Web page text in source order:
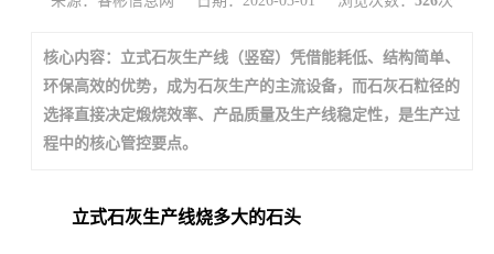
核心内容：立式石灰生产线（竖窑）凭借能耗低、结构简单、
环保高效的优势，成为石灰生产的主流设备，而石灰石粒径的
选择直接决定煅烧效率、产品质量及生产线稳定性，是生产过
程中的核心管控要点。
立式石灰生产线烧多大的石头